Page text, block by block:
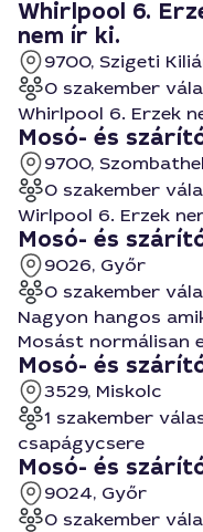
Whirlpool 6.
nem ír ki.
9700, Szigeti
0 szakember
Whirlpool 6. Erzek
Mosó- és
9700,
0 szakember
Wirlpool 6. Erzek
Mosó- és
9026, Győr
0 szakember
Nagyon hangos
Mosást normálisan
Mosó- és
3529, Miskolc
1 szakember
csapágycsere
Mosó- és
9024, Győr
0 szakember